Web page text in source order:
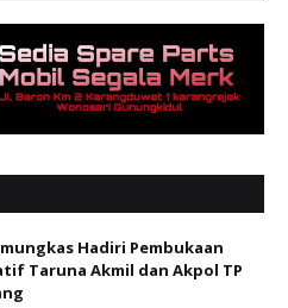
Hadiri Pembukaan
Taruna Akmil dan Akpol TP